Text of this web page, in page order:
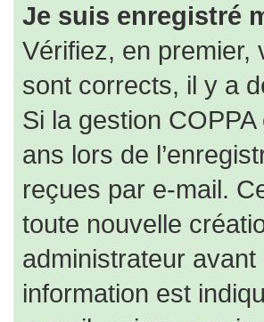
Je suis enregistré
Vérifiez, en premier,
sont corrects, il y a
Si la gestion
ans lors de
reçues par e-mail.
toute nouvelle
administrateur
information est